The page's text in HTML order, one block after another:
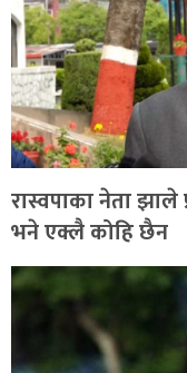
रास्वपाका नेता झाले
भने एक्लै कोहि छैन